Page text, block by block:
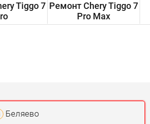
Tiggo 7 Ремонт Chery Tiggo 7
Pro Max
Беляево